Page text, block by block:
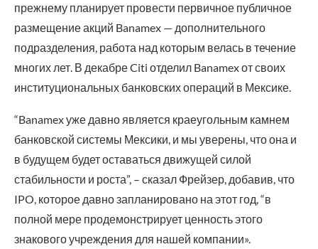
прежнему планирует провести первичное публичное
размещение акций Banamex — дополнительного
подразделения, работа над которым велась в течение
многих лет. В декабре Citi отделил Banamex от своих
институциональных банковских операций в Мексике.
“Banamex уже давно является краеугольным камнем
банковской системы Мексики, и мы уверены, что она и
в будущем будет оставаться движущей силой
стабильности и роста”, – сказал Фрейзер, добавив, что
IPO, которое давно запланировано на этот год, “в
полной мере продемонстрирует ценность этого
знакового учреждения для нашей компании».